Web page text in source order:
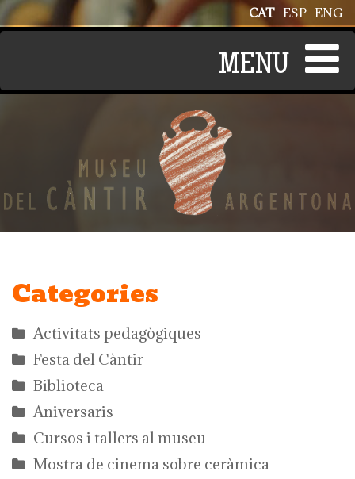
Vés al contingut ENG
ESP
CAT
Categories
Activitats pedagògiques
Festa del Càntir
Biblioteca
Aniversaris
Cursos i tallers al museu
Mostra de cinema sobre ceràmica